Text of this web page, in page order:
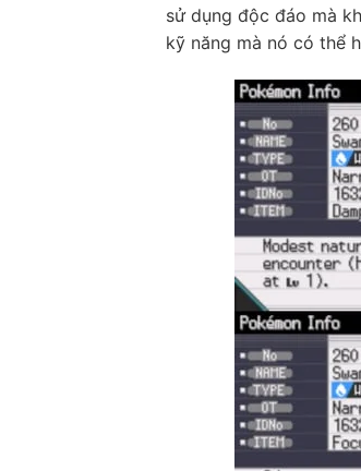
sử dụng độc đáo mà
kỹ năng mà nó có thể